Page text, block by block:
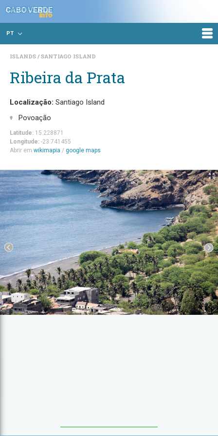
PT
ISLANDS SANTIAGO ISLAND
Ribeira da Prata
Localização: Santiago Island
Povoação
Latitude: 15.228871
Longitude: -23.741455
Abrir em wikimapia / google maps